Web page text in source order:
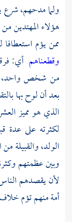
ولما مدحهم، شرع
هؤلاء المهتدين
ممن يؤم
وقطعناهم أي:
من شخص
بعد أن لوح بها
الذي هو مميز
لكثرته على عدة
الولد، والقبيلة
وبين عظمتهم
لأن يقصدهم
أمة منهم تؤم